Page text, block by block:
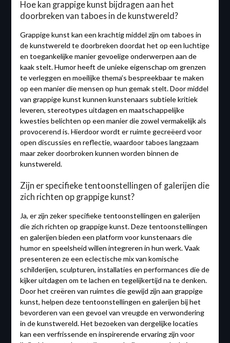
Hoe kan grappige kunst bijdragen aan het
doorbreken van taboes in de kunstwereld?
Grappige kunst kan een krachtig middel zijn om taboes in
de kunstwereld te doorbreken doordat het op een luchtige
en toegankelijke manier gevoelige onderwerpen aan de
kaak stelt. Humor heeft de unieke eigenschap om grenzen
te verleggen en moeilijke thema’s bespreekbaar te maken
op een manier die mensen op hun gemak stelt. Door middel
van grappige kunst kunnen kunstenaars subtiele kritiek
leveren, stereotypes uitdagen en maatschappelijke
kwesties belichten op een manier die zowel vermakelijk als
provocerend is. Hierdoor wordt er ruimte gecreëerd voor
open discussies en reflectie, waardoor taboes langzaam
maar zeker doorbroken kunnen worden binnen de
kunstwereld.
Zijn er specifieke tentoonstellingen of galerijen die
zich richten op grappige kunst?
Ja, er zijn zeker specifieke tentoonstellingen en galerijen
die zich richten op grappige kunst. Deze tentoonstellingen
en galerijen bieden een platform voor kunstenaars die
humor en speelsheid willen integreren in hun werk. Vaak
presenteren ze een eclectische mix van komische
schilderijen, sculpturen, installaties en performances die de
kijker uitdagen om te lachen en tegelijkertijd na te denken.
Door het creëren van ruimtes die gewijd zijn aan grappige
kunst, helpen deze tentoonstellingen en galerijen bij het
bevorderen van een gevoel van vreugde en verwondering
in de kunstwereld. Het bezoeken van dergelijke locaties
kan een verfrissende en inspirerende ervaring zijn voor